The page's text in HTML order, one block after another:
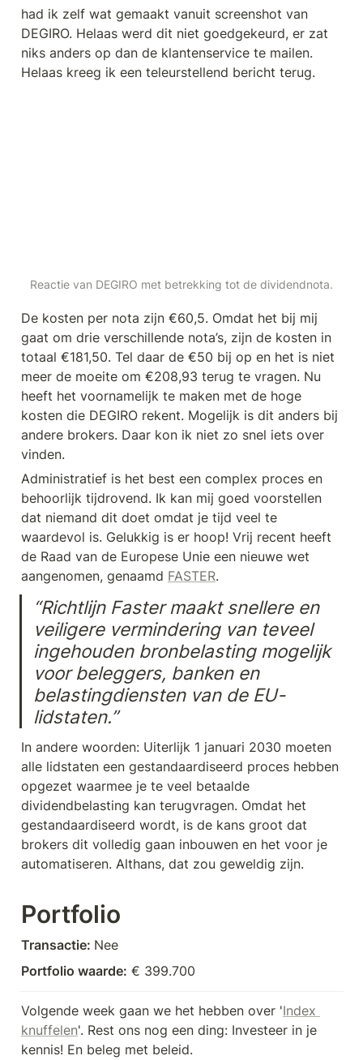
had ik zelf wat gemaakt vanuit screenshot van
DEGIRO. Helaas werd dit niet goedgekeurd, er zat
niks anders op dan de klantenservice te mailen.
Helaas kreeg ik een teleurstellend bericht terug.
Reactie van DEGIRO met betrekking tot de dividendnota.
De kosten per nota zijn €60,5. Omdat het bij mij
gaat om drie verschillende nota’s, zijn de kosten in
totaal €181,50. Tel daar de €50 bij op en het is niet
meer de moeite om €208,93 terug te vragen. Nu
heeft het voornamelijk te maken met de hoge
kosten die DEGIRO rekent. Mogelijk is dit anders bij
andere brokers. Daar kon ik niet zo snel iets over
vinden.
Administratief is het best een complex proces en
behoorlijk tijdrovend. Ik kan mij goed voorstellen
dat niemand dit doet omdat je tijd veel te
waardevol is. Gelukkig is er hoop! Vrij recent heeft
de Raad van de Europese Unie een nieuwe wet
aangenomen, genaamd FASTER.
“Richtlijn Faster maakt snellere en
veiligere vermindering van teveel
ingehouden bronbelasting mogelijk
voor beleggers, banken en
belastingdiensten van de EU-
lidstaten.”
In andere woorden: Uiterlijk 1 januari 2030 moeten
alle lidstaten een gestandaardiseerd proces hebben
opgezet waarmee je te veel betaalde
dividendbelasting kan terugvragen. Omdat het
gestandaardiseerd wordt, is de kans groot dat
brokers dit volledig gaan inbouwen en het voor je
automatiseren. Althans, dat zou geweldig zijn.
Portfolio
Transactie: Nee
Portfolio waarde: € 399.700
Volgende week gaan we het hebben over 'Index
knuffelen'. Rest ons nog een ding: Investeer in je
kennis! En beleg met beleid.